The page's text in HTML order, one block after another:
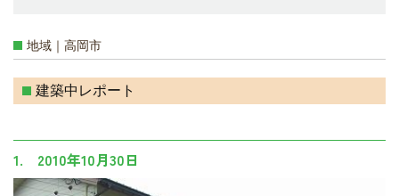
地域｜高岡市
建築中レポート
1. 2010年10月30日